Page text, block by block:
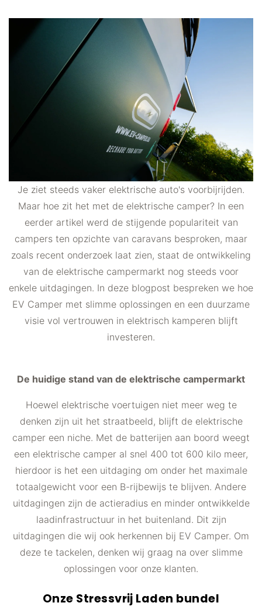
Je ziet steeds vaker elektrische auto's voorbijrijden.
Maar hoe zit het met de elektrische camper? In een
eerder artikel werd de stijgende populariteit van
campers ten opzichte van caravans besproken, maar
zoals recent onderzoek laat zien, staat de ontwikkeling
van de elektrische campermarkt nog steeds voor
enkele uitdagingen. In deze blogpost bespreken we hoe
EV Camper met slimme oplossingen en een duurzame
visie vol vertrouwen in elektrisch kamperen blijft
investeren.
De huidige stand van de elektrische campermarkt
Hoewel elektrische voertuigen niet meer weg te
denken zijn uit het straatbeeld, blijft de elektrische
camper een niche. Met de batterijen aan boord weegt
een elektrische camper al snel 400 tot 600 kilo meer,
hierdoor is het een uitdaging om onder het maximale
totaalgewicht voor een B-rijbewijs te blijven. Andere
uitdagingen zijn de actieradius en minder ontwikkelde
laadinfrastructuur in het buitenland. Dit zijn
uitdagingen die wij ook herkennen bij EV Camper. Om
deze te tackelen, denken wij graag na over slimme
oplossingen voor onze klanten.
Onze Stressvrij Laden bundel